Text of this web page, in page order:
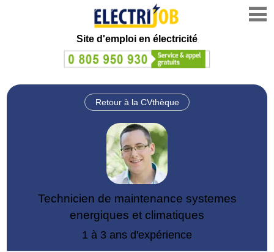
Site d'emploi en électricité
Retour à la CVthèque
Technicien de maintenance systemes
energiques et climatiques
1 à 3 ans d'expérience